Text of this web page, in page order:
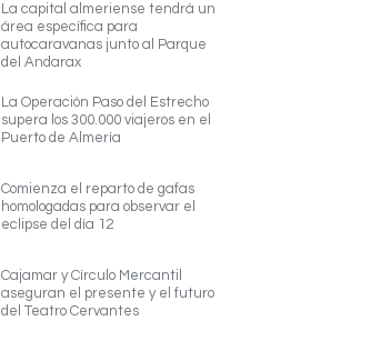
La capital almeriense tendrá un
área específica para
autocaravanas junto al Parque
del Andarax
La Operación Paso del Estrecho
supera los 300.000 viajeros en el
Puerto de Almería
Comienza el reparto de gafas
homologadas para observar el
eclipse del día 12
Cajamar y Círculo Mercantil
aseguran el presente y el futuro
del Teatro Cervantes